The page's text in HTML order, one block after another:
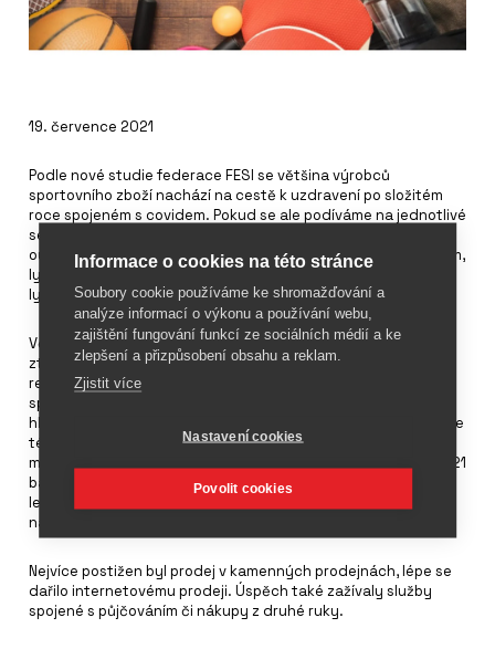
19. července 2021
Podle nové studie federace FESI se většina výrobců
sportovního zboží nachází na cestě k uzdravení po složitém
roce spojeném s covidem. Pokud se ale podíváme na jednotlivé
sektory, panují v celém oboru velké rozdíly. Například
outdoorový sektor zaznamenal za poslední rok rekordní zájem,
lyžařský průmysl zaplatil velkou cenu díky uzavřeným
lyžařským areálům.
Většina z respondentů ankety zaznamenala v roce 2020
ztráty kolem 30 % v porovnání s rokem 2019. Pro 12,5 %
respondentů se pokles pohyboval mezi 21 a 30 %. Jen 13 %
společností ve jmenovaném roce zaznamenalo nárůst tržeb,
hlavně z kategorie cyklistika, běh nebo turistika. Pozitivní je, že
téměř polovina zaznamenala pouze desetiprocentní rozdíl u
meziročních tržeb. 80 % dotazovaných neočekává v roce 2021
bankrot, 56 % předpokládá zotavení z loňského roku během
letošní sezóny, 44 % si myslí, že návrat do původního stavu
nastane až v roce 2022 nebo 2023.
Nejvíce postižen byl prodej v kamenných prodejnách, lépe se
dařilo internetovému prodeji. Úspěch také zažívaly služby
spojené s půjčováním či nákupy z druhé ruky.
Informace o cookies na této stránce
Soubory cookie používáme ke shromažďování a
analýze informací o výkonu a používání webu,
zajištění fungování funkcí ze sociálních médií a ke
zlepšení a přizpůsobení obsahu a reklam.
Zjistit více
Nastavení cookies
Povolit cookies